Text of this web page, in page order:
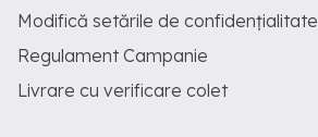
Modifică setările de confidențialitate
Regulament Campanie
Livrare cu verificare colet